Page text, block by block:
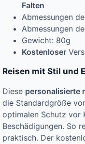
Falten
Abmessungen
Abmessungen
Gewicht: 80g
Kostenloser
Reisen mit Stil und
Diese personalisierte
die Standardgröße
optimalen Schutz vor
Beschädigungen. So
praktisch. Der